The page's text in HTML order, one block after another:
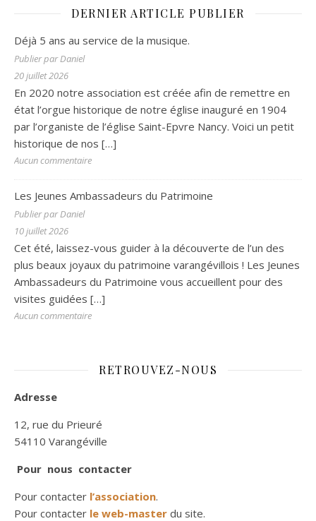
DERNIER ARTICLE PUBLIER
Déjà 5 ans au service de la musique.
Publier par Daniel
20 juillet 2026
En 2020 notre association est créée afin de remettre en
état l’orgue historique de notre église inauguré en 1904
par l’organiste de l’église Saint-Epvre Nancy. Voici un petit
historique de nos […]
Aucun commentaire
Les Jeunes Ambassadeurs du Patrimoine
Publier par Daniel
10 juillet 2026
Cet été, laissez-vous guider à la découverte de l’un des
plus beaux joyaux du patrimoine varangévillois ! Les Jeunes
Ambassadeurs du Patrimoine vous accueillent pour des
visites guidées […]
Aucun commentaire
RETROUVEZ-NOUS
Adresse
12, rue du Prieuré
54110 Varangéville
Pour nous contacter
Pour contacter l’association.
Pour contacter le web-master du site.